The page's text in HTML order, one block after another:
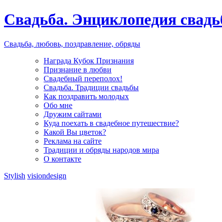
Свадьба. Энциклопедия
Свадьба, любовь, поздравление, обряды
Награда Кубок Признания
Признание в любви
Свадебный переполох!
Свадьба. Традиции свадьбы
Как поздравить молодых
Обо мне
Дружим сайтами
Куда поехать в свадебное путешествие?
Какой Вы цветок?
Реклама на сайте
Традиции и обряды народов мира
О контакте
Stylish visiondesign